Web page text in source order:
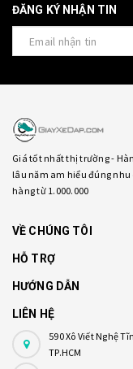
ĐĂNG KÝ NHẬN TIN
Giá tốt nhất thị trường -
lâu năm am hiểu đúng nhu
hàng từ 1.000.000
VỀ CHÚNG TÔI
HỖ TRỢ
HƯỚNG DẪN
LIÊN HỆ
590 Xô Viết Nghệ
TP.HCM